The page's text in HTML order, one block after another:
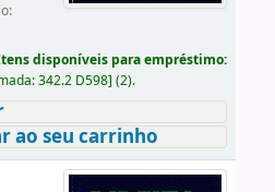
disponíveis para empréstimo:
342.2 D598] (2).
ao seu carrinho